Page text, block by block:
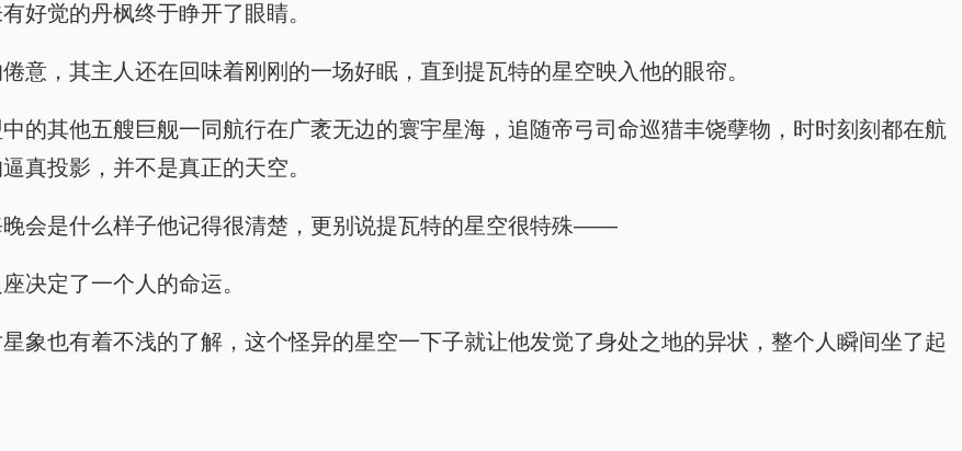
好觉的丹枫终于睁开了眼睛。
意，其主人还在回味着刚刚的一场好眠，直到提瓦特的星空映入他的眼帘。
的其他五艘巨舰一同航行在广袤无边的寰宇星海，追随帝弓司命巡猎丰饶孽物，时时刻刻都在航
真投影，并不是真正的天空。
会是什么样子他记得很清楚，更别说提瓦特的星空很特殊——
决定了一个人的命运。
象也有着不浅的了解，这个怪异的星空一下子就让他发觉了身处之地的异状，整个人瞬间坐了起